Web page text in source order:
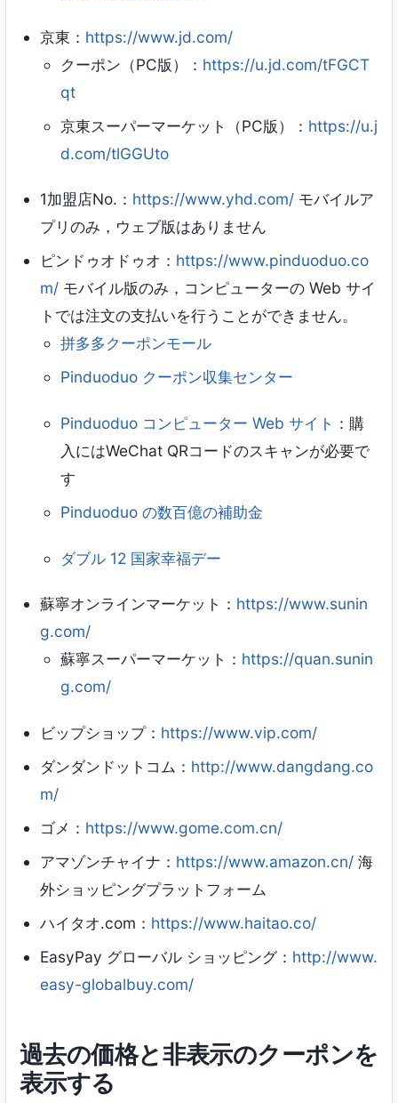
京東： https://www.jd.com/
クーポン（PC版）： https://u.jd.com/tFGCT
qt
京東スーパーマーケット（PC版）： https://u.j
d.com/tlGGUto
1加盟店No.： https://www.yhd.com/ モバイルア
プリのみ，ウェブ版はありません
ピンドゥオドゥオ： https://www.pinduoduo.co
m/ モバイル版のみ，コンピューターの Web サイ
トでは注文の支払いを行うことができません。
拼多多クーポンモール
Pinduoduo クーポン収集センター
Pinduoduo コンピューター Web サイト ：購
入にはWeChat QRコードのスキャンが必要で
す
Pinduoduo の数百億の補助金
ダブル 12 国家幸福デー
蘇寧オンラインマーケット： https://www.sunin
g.com/
蘇寧スーパーマーケット： https://quan.sunin
g.com/
ビップショップ： https://www.vip.com/
ダンダンドットコム： http://www.dangdang.co
m/
ゴメ： https://www.gome.com.cn/
アマゾンチャイナ： https://www.amazon.cn/ 海
外ショッピングプラットフォーム
ハイタオ.com： https://www.haitao.co/
EasyPay グローバル ショッピング： http://www.
easy-globalbuy.com/
過去の価格と非表示のクーポンを
表示する